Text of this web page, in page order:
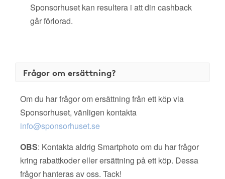
Sponsorhuset kan resultera i att din cashback
går förlorad.
Frågor om ersättning?
Om du har frågor om ersättning från ett köp via
Sponsorhuset, vänligen kontakta
info@sponsorhuset.se
OBS: Kontakta aldrig Smartphoto om du har frågor
kring rabattkoder eller ersättning på ett köp. Dessa
frågor hanteras av oss. Tack!